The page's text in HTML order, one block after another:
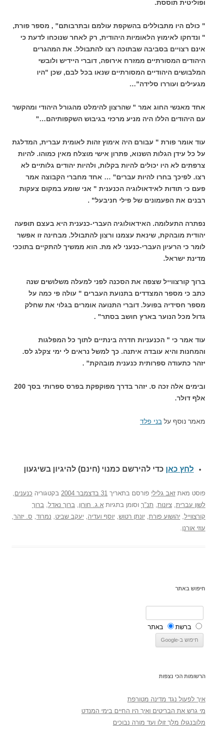
ופוליטית תוססת.
" כולם היו מתבוללים בהשקפת עולמם ובתרבותם" , מספר פורת,
" ונדחקו לאימוץ הלאומיות היהודית, רק לאחר שנוכחו לדעת כי
אינם רצויים בסביבה שבתוכה רצו להתבולל. את המהגרים
היהודים המסורתיים ממזרח אירופה, דוברי היידיש ולובשי
המלבושים היהודיים המסורתיים שנאו בכל לבם, שכן "היו
מגעילים ועוררו סלידה"…
אחד מאנשי החוג אמר " שהרצון להימלט מהגורל היהודי ומהקשר
עם היהודים הללו היה מניע מרכזי בגיבוש השקפותיהם…"
עוד אומר פורת " עבורם היה אימוץ זהות לאומית עברית, המדלגת
על כל עידן הגלות השנוא, פתרון אישי מוצלח מאין כמוהו. להיות
צרפתים לא היו יכולים להיות בקלות, ולהיות יהודים גלותיים לא
רצו. לפיכך בחרו להיות עברים" … אחד מחברי הקבוצה אמר
פעם כי תודות לאידאולוגיה הכנענית " אני שומע במקום צעקות
רבנים את הפעמונים של פילי חניבעל" .
נפתרה התעלומה. האידאולוגיה העברי-כנענית היא בעצם תופעה
יהודית מובהקת, שינאת עצמנו ורצון להתבולל. מבחינה זו אפשר
לומר כי הרעיון העברי-כנעני לא מת. הוא ממשיך להתקיים בתוככי
מדינת ישראל.
ברוך קורצווייל שצפה את הסכנה לפני למעלה משלושים שנה
כתב כי מספר המצדדים בתנועת העברים " עולה פי כמה על
מספר חסידיה בפועל. דוברי התנועה אומרים בגלוי את שחלק
גדול מכל הנוער בארץ חושב בסתר" .
עוד אמר כי " הכנעניות חדרה בינתיים לתוך כל המפלגות
והמחנות והיא עובדה איתנה. כך למשל נראים לי ימי צקלג לס.
יזהר כתעודה ספרותית כנענית מובהקת" .
ובימים אלה זכה ס. יזהר בדרך מפוקפקת בפרס ספרותי בסך 200
אלף דולר.
מאמר נוסף על בני פלד
לחץ כאן כדי להירשם כמנוי (חינם) להיגיון בשיגעון
פוסט מאת זאב גלילי פורסם בתאריך 31 בדצמבר 2004 בקטגוריה כנענים,
לשון עברית, ציונות, תנ"ך וסומן בתגיות א.ג. חורון, ברוך נאדל, ברוך
קורצווייל, יהושוע פורת, יונתן רטוש, יוסף ועדיה, יעקב שביט, נמרוד, ס. יזהר,
עוזי אורנן.
חיפוש באתר
ברשת באתר
הרשומות הכי נצפות
איך לפעול נגד מדינה מטורפת
מי גרש את הבריטים ואיך היו החיים בימי המנדט
מלובנגולו מלך זולו ועד מורה נבוכים